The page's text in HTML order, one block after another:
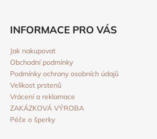
INFORMACE PRO VÁS
Jak nakupovat
Obchodní podmínky
Podmínky ochrany osobních údajů
Velikost prstenů
Vrácení a reklamace
ZAKÁZKOVÁ VÝROBA
Péče o šperky